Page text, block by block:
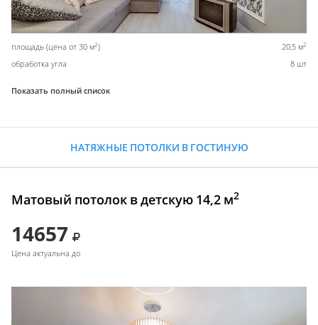
площадь (цена от 30 м2) 20,5 м2
обработка угла 8 шт
Показать полный список
НАТЯЖНЫЕ ПОТОЛКИ В ГОСТИНУЮ
Матовый потолок в детскую 14,2 м2
14657
Цена актуальна до